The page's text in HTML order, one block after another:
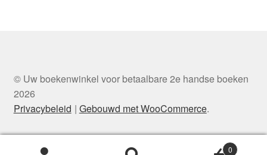
© Uw boekenwinkel voor betaalbare 2e handse boeken
2026
Privacybeleid
Gebouwd met WooCommerce.
0